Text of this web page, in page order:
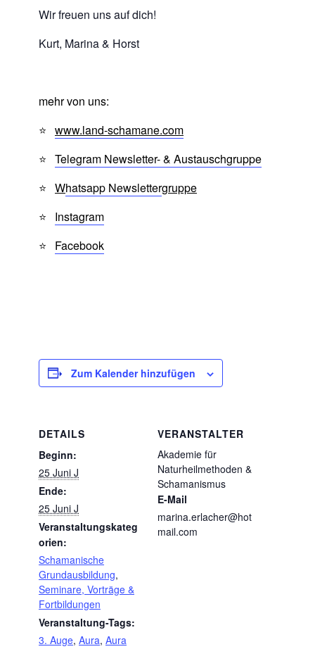
Wir freuen uns auf dich!
Kurt, Marina & Horst
mehr von uns:
⭐ www.land-schamane.com
⭐ Telegram Newsletter- & Austauschgruppe
⭐ Whatsapp Newslettergruppe
⭐ Instagram
⭐ Facebook
Zum Kalender hinzufügen
DETAILS
Beginn:
25 Juni J
Ende:
25 Juni J
Veranstaltungskateg
orien:
Schamanische
Grundausbildung,
Seminare, Vorträge &
Fortbildungen
Veranstaltung-Tags:
3. Auge, Aura, Aura
VERANSTALTER
Akademie für
Naturheilmethoden &
Schamanismus
E-Mail
marina.erlacher@hot
mail.com